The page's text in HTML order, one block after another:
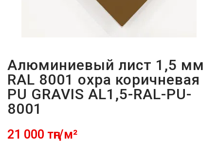
Алюминиевый лист 1,5 мм
RAL 8001 охра коричневая
PU GRAVIS AL1,5-RAL-PU-
8001
21 000 тңг/м²